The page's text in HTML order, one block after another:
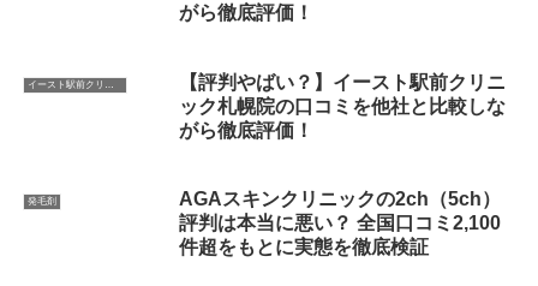
がら徹底評価！
【評判やばい？】イースト駅前クリニ
ック札幌院の口コミを他社と比較しな
がら徹底評価！
発毛剤
AGAスキンクリニックの2ch（5ch）
評判は本当に悪い？ 全国口コミ2,100
件超をもとに実態を徹底検証